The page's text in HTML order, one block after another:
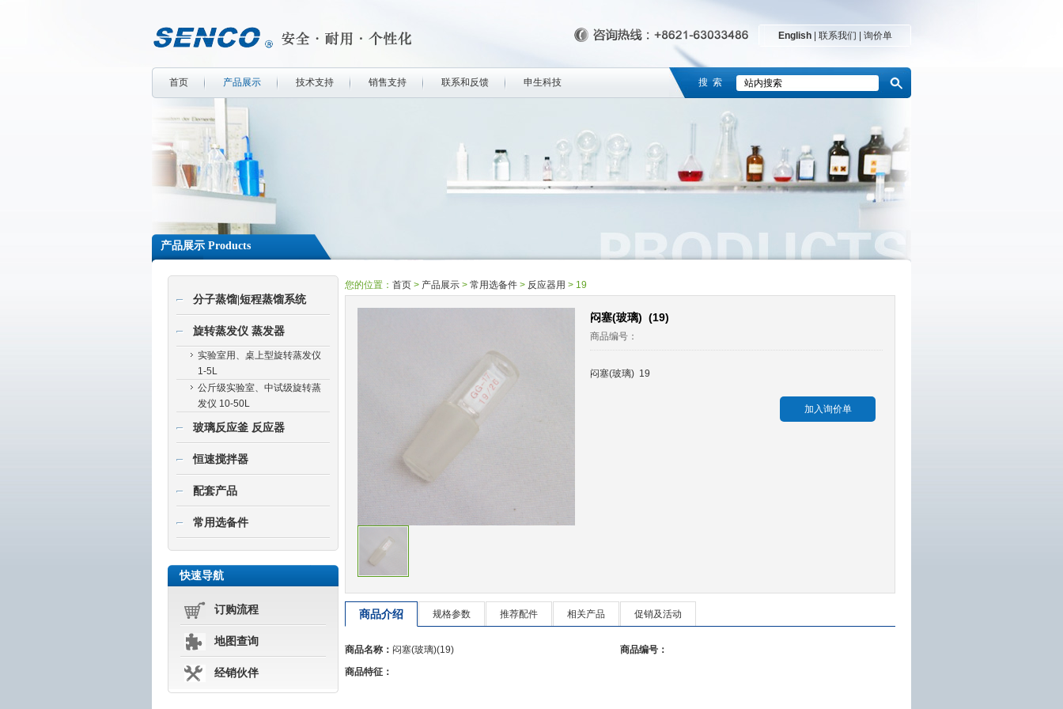
English| 联系我们 询价单
首页 产品展示 技术支持 销售支持 联系和反馈 申生科技 搜 索
产品展示 Products
分子蒸馏|短程蒸馏系统
旋转蒸发仪 蒸发器
实验室用、桌上型旋转蒸发仪
1-5L
公斤级实验室、中试级旋转蒸
发仪 10-50L
玻璃反应釜 反应器
恒速搅拌器
配套产品
常用选备件
快速导航
订购流程
地图查询
经销伙伴
您的位置： 首页 > 产品展示 > 常用选备件 > 反应器用 > 19
闷塞(玻璃) (19)
商品编号：
闷塞(玻璃) 19
商品介绍 规格参数 推荐配件 相关产品 促销及活动
商品名称： 闷塞(玻璃)(19)
商品编号：
商品特征：